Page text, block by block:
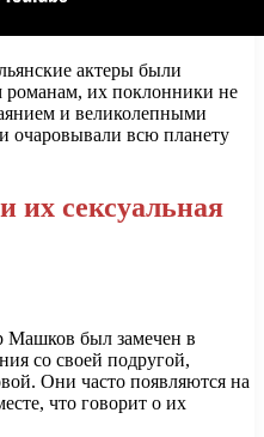
актеры были
их поклонники не
и великолепными
очаровывали всю планету
их сексуальная
Машков был замечен в
со своей подругой,
Они часто появляются на
что говорит о их